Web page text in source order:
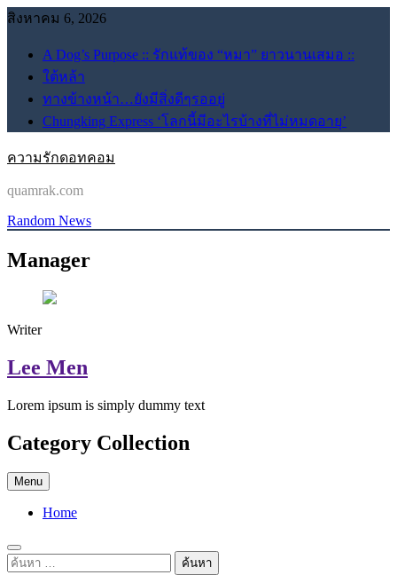
Skip
สิงหาคม 6, 2026
A Dog’s Purpose :: รักแท้ของ “หมา” ยาวนานเสมอ ::
ใต้หล้า
ทางข้างหน้า…ยังมีสิ่งดีๆรออยู่
Chungking Express ‘โลกนี้มีอะไรบ้างที่ไม่หมดอายุ’
ความรักดอทคอม
quamrak.com
Random News
Manager
Writer
Lee Men
Lorem ipsum is simply dummy text
Category Collection
Menu
Home
ค้นหา